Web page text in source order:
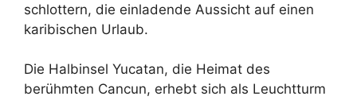
schlottern, die einladende Aussicht auf einen
karibischen Urlaub.
Die Halbinsel Yucatan, die Heimat des
berühmten Cancun, erhebt sich als Leuchtturm